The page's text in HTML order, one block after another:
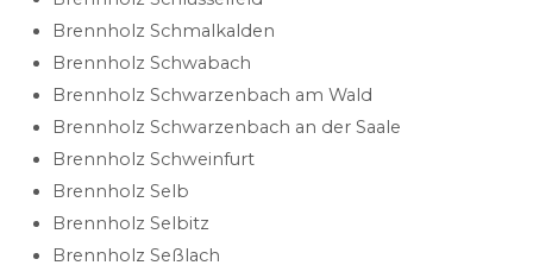
Brennholz Schmalkalden
Brennholz Schwabach
Brennholz Schwarzenbach am Wald
Brennholz Schwarzenbach an der Saale
Brennholz Schweinfurt
Brennholz Selb
Brennholz Selbitz
Brennholz Seßlach